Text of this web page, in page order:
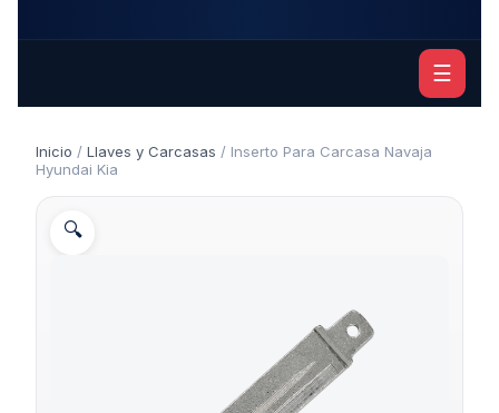
☰
Inicio / Llaves y Carcasas / Inserto Para Carcasa Navaja
Hyundai Kia